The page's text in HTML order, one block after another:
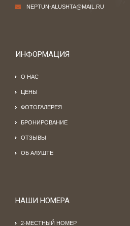
NEPTUN-ALUSHTA@MAIL.RU
ИНФОРМАЦИЯ
О НАС
ЦЕНЫ
ФОТОГАЛЕРЕЯ
БРОНИРОВАНИЕ
ОТЗЫВЫ
ОБ АЛУШТЕ
НАШИ НОМЕРА
2-МЕСТНЫЙ НОМЕР